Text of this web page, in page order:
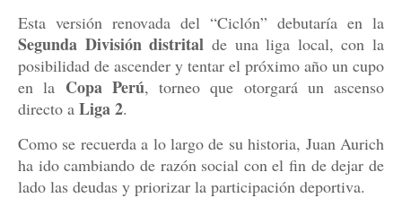
Esta versión renovada del “Ciclón” debutaría en la
Segunda División distrital de una liga local, con la
posibilidad de ascender y tentar el próximo año un cupo
en la Copa Perú, torneo que otorgará un ascenso
directo a Liga 2.
Como se recuerda a lo largo de su historia, Juan Aurich
ha ido cambiando de razón social con el fin de dejar de
lado las deudas y priorizar la participación deportiva.